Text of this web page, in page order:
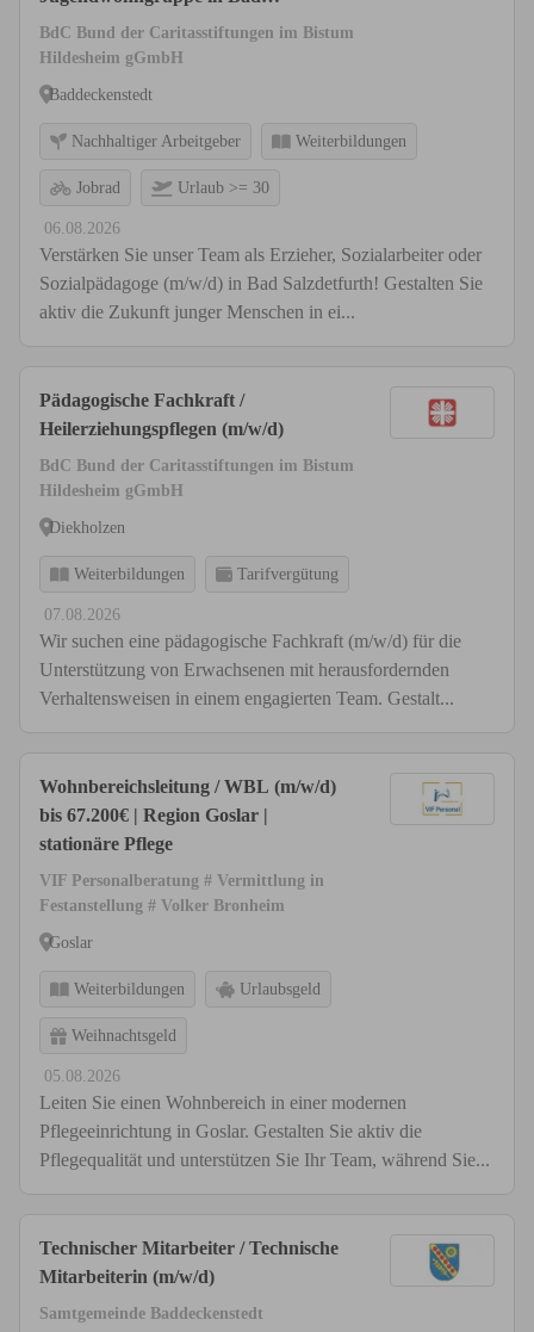
Salzdetfurth
BdC Bund der Caritasstiftungen im Bistum
Hildesheim gGmbH
Baddeckenstedt
Nachhaltiger Arbeitgeber Weiterbildungen
Jobrad Urlaub >= 30
06.08.2026
Verstärken Sie unser Team als Erzieher, Sozialarbeiter oder
Sozialpädagoge (m/w/d) in Bad Salzdetfurth! Gestalten Sie
aktiv die Zukunft junger Menschen in ei...
Pädagogische Fachkraft /
Heilerziehungspflegen (m/w/d)
BdC Bund der Caritasstiftungen im Bistum
Hildesheim gGmbH
Diekholzen
Weiterbildungen Tarifvergütung
07.08.2026
Wir suchen eine pädagogische Fachkraft (m/w/d) für die
Unterstützung von Erwachsenen mit herausfordernden
Verhaltensweisen in einem engagierten Team. Gestalt...
Wohnbereichsleitung / WBL (m/w/d)
bis 67.200€ | Region Goslar |
stationäre Pflege
VIF Personalberatung # Vermittlung in
Festanstellung # Volker Bronheim
Goslar
Weiterbildungen Urlaubsgeld
Weihnachtsgeld
05.08.2026
Leiten Sie einen Wohnbereich in einer modernen
Pflegeeinrichtung in Goslar. Gestalten Sie aktiv die
Pflegequalität und unterstützen Sie Ihr Team, während Sie...
Technischer Mitarbeiter / Technische
Mitarbeiterin (m/w/d)
Samtgemeinde Baddeckenstedt